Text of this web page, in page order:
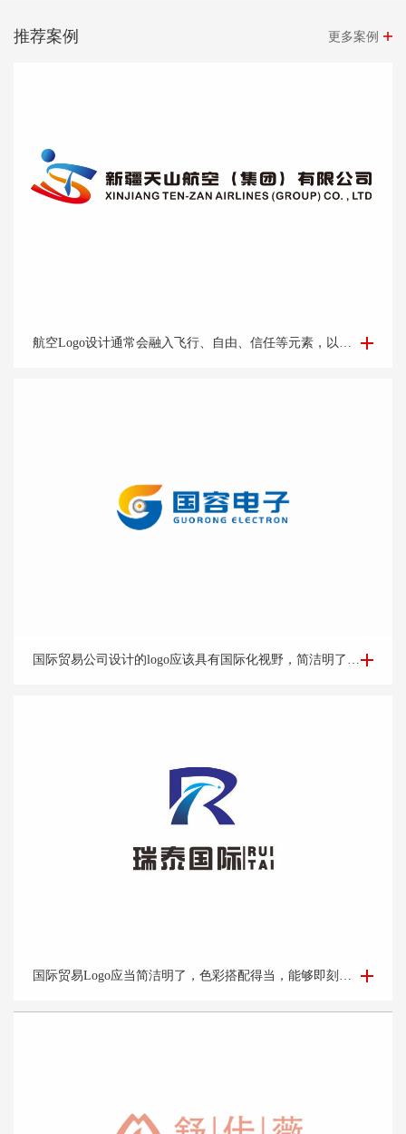
推荐案例 更多案例
航空Logo设计-集团公司logo设计-logo设计公司 航空Logo设计通常会融入飞行、自由、信任等元素，以及公司的标志性色彩和字体，让人一眼就能联想到该航空公司。
国际贸易Logo设计-外贸公司logo设计-logo设计公司
国际贸易Logo设计-外贸公司logo设计-logo设计公司 国际贸易Logo应当简洁明了，色彩搭配得当，能够即刻吸引目光并留下深刻印象。它应该能够体现企业的专业性和可靠性，并且在不同的文化背景下都能够被理解和接受。此外，Logo的设计还需考虑到其在各种媒介上的应用效果，如名片、网站、产品包装和宣传材料等。